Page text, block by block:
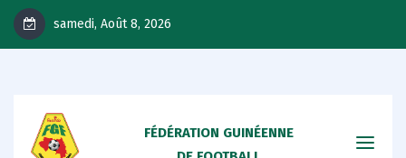
samedi, Août 8, 2026
FÉDÉRATION GUINÉENNE